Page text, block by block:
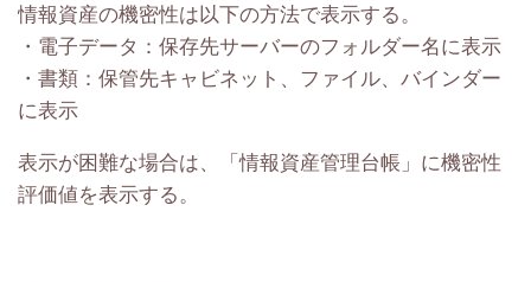
情報資産の機密性は以下の方法で表示する。
・ 電子データ：保存先サーバーのフォルダー名に表示
・ 書類：保管先キャビネット、ファイル、バインダー
に表示
表示が困難な場合は、「情報資産管理台帳」に機密性
評価値を表示する。